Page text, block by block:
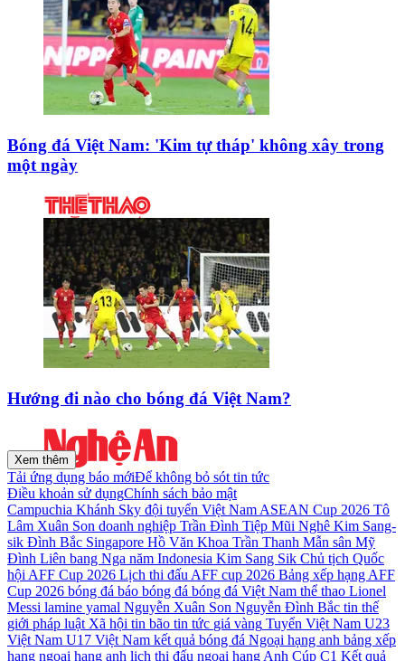
Bóng đá Việt Nam: 'Kim tự tháp' không xây trong
một ngày
Hướng đi nào cho bóng đá Việt Nam?
Xem thêm
Tải ứng dụng báo mớiĐể không bỏ sót tin tức
Điều khoản sử dụngChính sách bảo mật
Campuchia Khánh Sky đội tuyển Việt Nam ASEAN Cup 2026 Tô
Lâm Xuân Son doanh nghiệp Trần Đình Tiệp Mũi Nghê Kim Sang-
sik Đình Bắc Singapore Hồ Văn Khoa Trần Thanh Mẫn sân Mỹ
Đình Liên bang Nga năm Indonesia Kim Sang Sik Chủ tịch Quốc
hội AFF Cup 2026 Lịch thi đấu AFF cup 2026 Bảng xếp hạng AFF
Cup 2026 bóng đá báo bóng đá bóng đá Việt Nam thể thao Lionel
Messi lamine yamal Nguyễn Xuân Son Nguyễn Đình Bắc tin thế
giới pháp luật Xã hội tin bão tin tức giá vàng Tuyển Việt Nam U23
Việt Nam U17 Việt Nam kết quả bóng đá Ngoại hạng anh bảng xếp
hạng ngoại hạng anh lịch thi đấu ngoại hạng Anh Cúp C1 Kết quả